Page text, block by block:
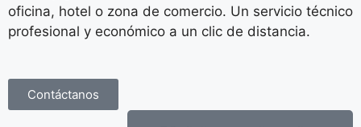
oficina, hotel o zona de comercio. Un servicio técnico
profesional y económico a un clic de distancia.
Contáctanos